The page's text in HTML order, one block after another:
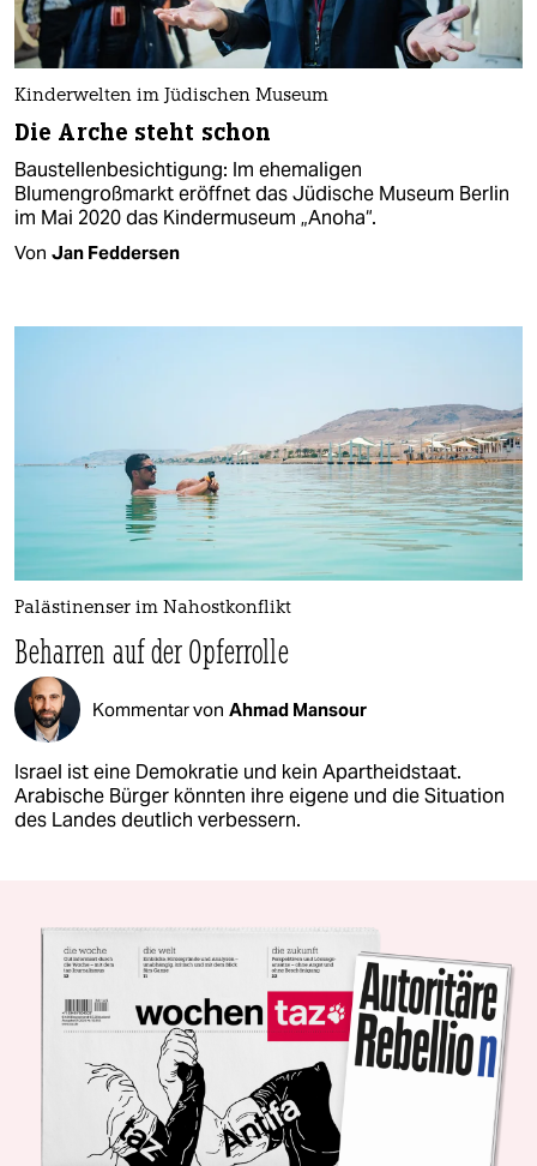
Kinderwelten im Jüdischen Museum
Die Arche steht schon
Baustellenbesichtigung: Im ehemaligen
Blumengroßmarkt eröffnet das Jüdische Museum Berlin
im Mai 2020 das Kindermuseum „Anoha“.
Von Jan Feddersen
Palästinenser im Nahostkonflikt
Beharren auf der Opferrolle
Kommentar von Ahmad Mansour
Israel ist eine Demokratie und kein Apartheidstaat.
Arabische Bürger könnten ihre eigene und die Situation
des Landes deutlich verbessern.